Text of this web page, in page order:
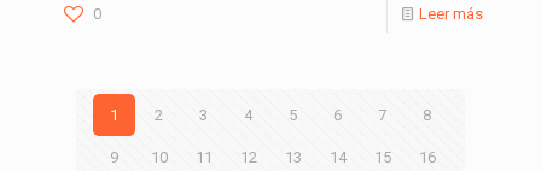
0 Leer más
1 2 3 4 5 6 7 8
9 10 11 12 13 14 15 16